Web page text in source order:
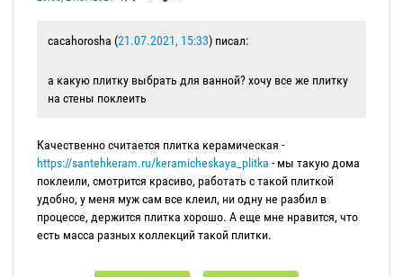
cacahorosha (21.07.2021, 15:33) писал:
а какую плитку выбрать для ванной? хочу все же плитку
на стены поклеить
Качественно считается плитка керамическая -
https://santehkeram.ru/keramicheskaya_plitka - мы такую дома
поклеили, смотрится красиво, работать с такой плиткой
удобно, у меня муж сам все клеил, ни одну не разбил в
процессе, держится плитка хорошо. А еще мне нравится, что
есть масса разных коллекций такой плитки.